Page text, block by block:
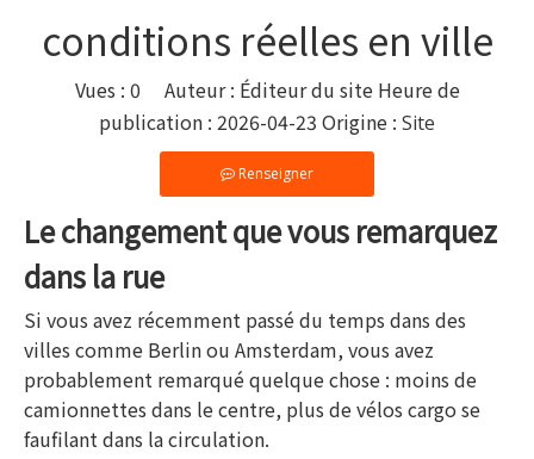
conditions réelles en ville
Vues : 0 Auteur : Éditeur du site Heure de
publication : 2026-04-23 Origine : Site
Renseigner
Le changement que vous remarquez
dans la rue
Si vous avez récemment passé du temps dans des
villes comme Berlin ou Amsterdam, vous avez
probablement remarqué quelque chose : moins de
camionnettes dans le centre, plus de vélos cargo se
faufilant dans la circulation.